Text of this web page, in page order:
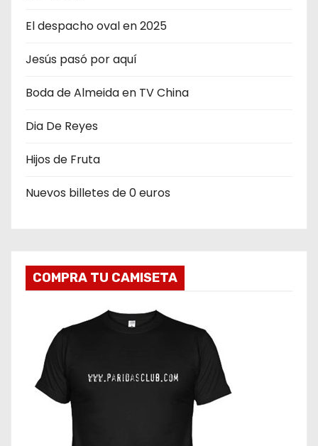
El despacho oval en 2025
Jesús pasó por aquí
Boda de Almeida en TV China
Dia De Reyes
Hijos de Fruta
Nuevos billetes de 0 euros
COMPRA TU CAMISETA